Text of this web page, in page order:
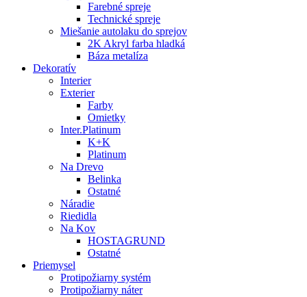
Farebné spreje
Technické spreje
Miešanie autolaku do sprejov
2K Akryl farba hladká
Báza metalíza
Dekoratív
Interier
Exterier
Farby
Omietky
Inter.Platinum
K+K
Platinum
Na Drevo
Belinka
Ostatné
Náradie
Riedidla
Na Kov
HOSTAGRUND
Ostatné
Priemysel
Protipožiarny systém
Protipožiarny náter